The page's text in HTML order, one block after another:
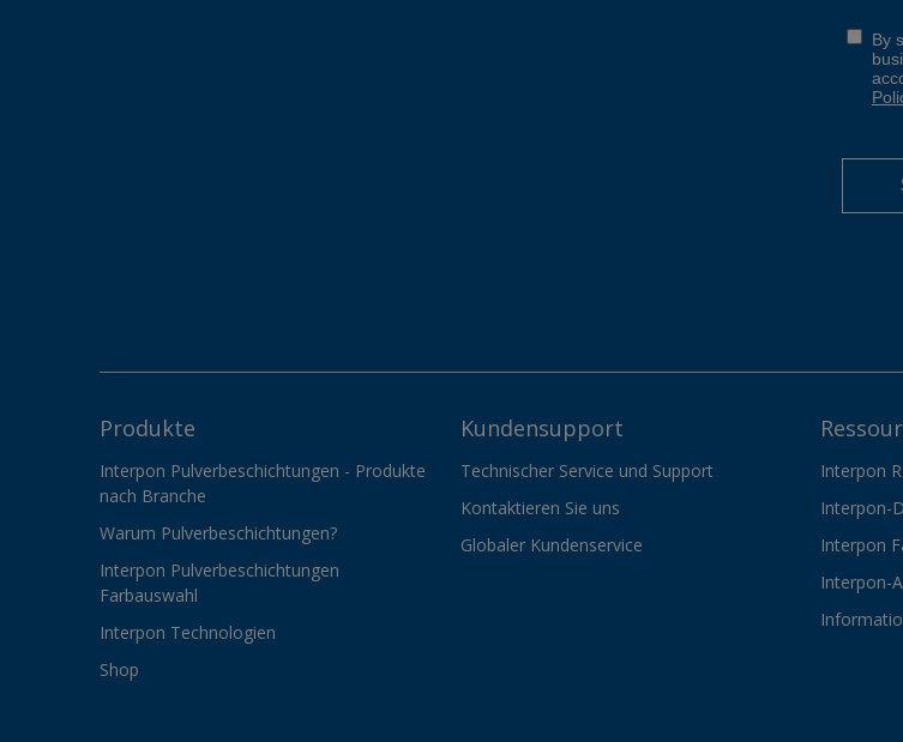
Produkte
Interpon Pulverbeschichtungen - Produkte
nach Branche
Warum Pulverbeschichtungen?
Interpon Pulverbeschichtungen
Farbauswahl
Interpon Technologien
Shop
Kundensupport
Technischer Service und Support
Kontaktieren Sie uns
Globaler Kundenservice
Interpon
Interpon-
Interpon
Interpon-